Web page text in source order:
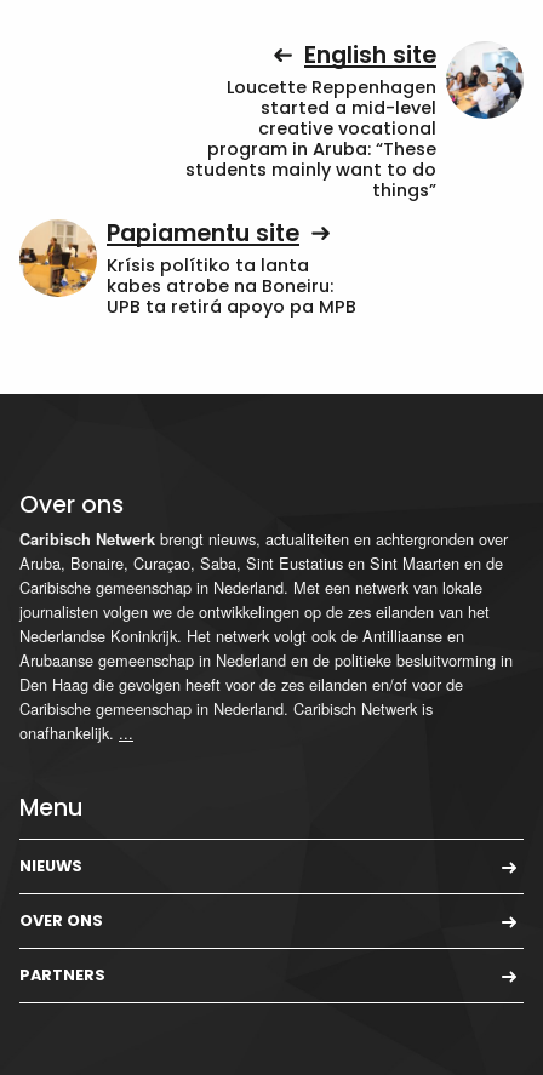
English site
Loucette Reppenhagen
started a mid-level
creative vocational
program in Aruba: “These
students mainly want to do
things”
Papiamentu site
Krísis polítiko ta lanta
kabes atrobe na Boneiru:
UPB ta retirá apoyo pa MPB
Over ons
Caribisch Netwerk brengt nieuws, actualiteiten en achtergronden over
Aruba, Bonaire, Curaçao, Saba, Sint Eustatius en Sint Maarten en de
Caribische gemeenschap in Nederland. Met een netwerk van lokale
journalisten volgen we de ontwikkelingen op de zes eilanden van het
Nederlandse Koninkrijk. Het netwerk volgt ook de Antilliaanse en
Arubaanse gemeenschap in Nederland en de politieke besluitvorming in
Den Haag die gevolgen heeft voor de zes eilanden en/of voor de
Caribische gemeenschap in Nederland. Caribisch Netwerk is
onafhankelijk. ...
Menu
NIEUWS
OVER ONS
PARTNERS